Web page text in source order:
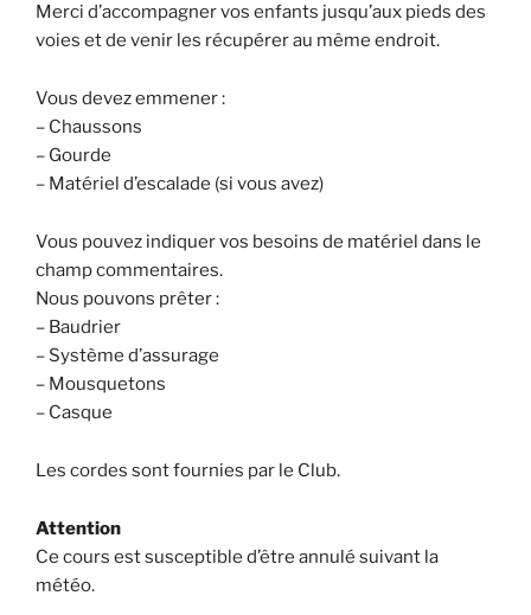
Merci d’accompagner vos enfants jusqu’aux pieds des
voies et de venir les récupérer au même endroit.
Vous devez emmener :
– Chaussons
– Gourde
– Matériel d’escalade (si vous avez)
Vous pouvez indiquer vos besoins de matériel dans le
champ commentaires.
Nous pouvons prêter :
– Baudrier
– Système d’assurage
– Mousquetons
– Casque
Les cordes sont fournies par le Club.
Attention
Ce cours est susceptible d’être annulé suivant la
météo.